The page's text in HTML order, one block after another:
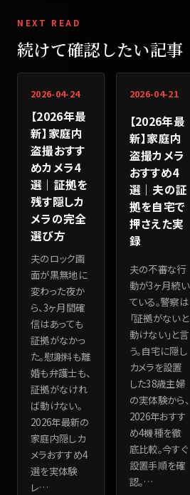
NEXT READ
続けて確認したい記事
2026-04-24
【2026年最
新】家庭内
盗撮おすす
めカメラ4
選｜証拠を
残す隠しカ
メラの完全
選び方
夫のロック画
面が黒無地に
変わった夜か
ら、3ヶ月間確
信はあっても
証拠がなかっ
た。慰謝料も離
婚も弁護士も、
証拠がなけれ
ば動けない。
2026年最新の
家庭内隠しカ
メラおすすめ4
選を実体験
レ…
2026-04-21
【2026年最
新】家庭内
盗撮カメラ
おすすめ4
選｜夫の証
拠を自宅で
押さえた実
録
夫の不審な行
動が3ヶ月続い
ている。警察は
「証拠がないと
動けない」と言
う。自宅に隠し
カメラを設置
した38歳主婦
の実体験から、
2026年おすす
め4機種を徹
底比較。今すぐ
設置手順を確
認。…